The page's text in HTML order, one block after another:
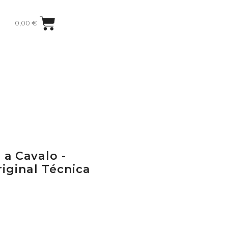
0,00 €
Cavalo -
Técnica